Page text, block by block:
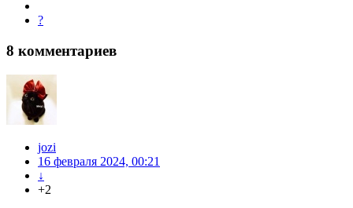
?
8 комментариев
jozi
16 февраля 2024, 00:21
↓
+2